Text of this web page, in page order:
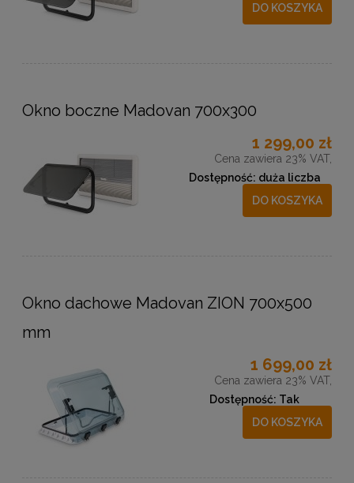
DO KOSZYKA
Okno boczne Madovan 700x300
1 299,00 zł
Cena zawiera 23% VAT,
Dostępność: duża liczba
DO KOSZYKA
Okno dachowe Madovan ZION 700x500
mm
1 699,00 zł
Cena zawiera 23% VAT,
Dostępność: Tak
DO KOSZYKA